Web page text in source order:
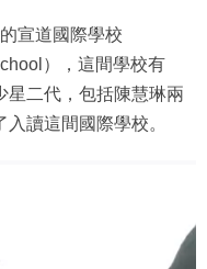
宣道國際學校
），這間學校有
星二代，包括陳慧琳兩
讀這間國際學校。